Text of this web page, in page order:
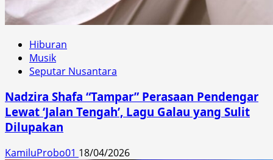
Hiburan
Musik
Seputar Nusantara
Nadzira Shafa “Tampar” Perasaan Pendengar
Lewat ‘Jalan Tengah’, Lagu Galau yang Sulit
Dilupakan
KamiluProbo01 18/04/2026